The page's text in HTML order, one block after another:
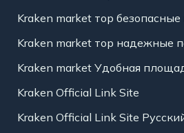
Kraken market тор
Kraken market тор надежные
Kraken market Удобная
Kraken Official Link Site
Kraken Official Link Site